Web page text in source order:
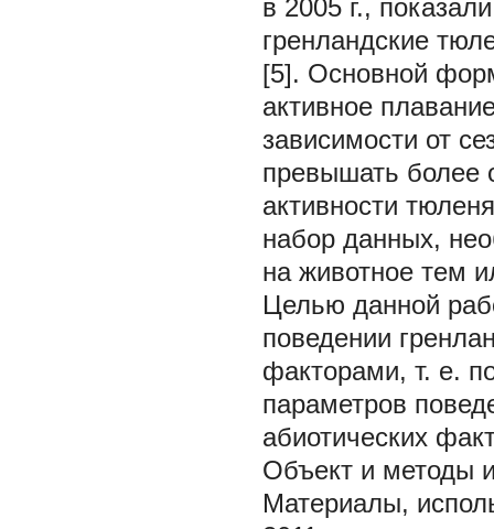
в 2005 г.,
гренландские
[5]. Основной
активное
зависимости от
превышать более
активности
набор данных,
на животное тем
Целью данной
поведении
факторами, т. е.
параметров
абиотических
Объект и методы
Материалы,